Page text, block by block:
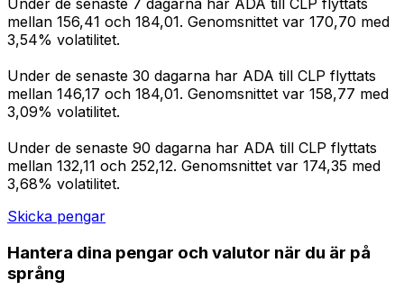
Under de senaste 7 dagarna har ADA till CLP flyttats
mellan 156,41 och 184,01. Genomsnittet var 170,70 med
3,54% volatilitet.
Under de senaste 30 dagarna har ADA till CLP flyttats
mellan 146,17 och 184,01. Genomsnittet var 158,77 med
3,09% volatilitet.
Under de senaste 90 dagarna har ADA till CLP flyttats
mellan 132,11 och 252,12. Genomsnittet var 174,35 med
3,68% volatilitet.
Skicka pengar
Hantera dina pengar och valutor när du är på
språng